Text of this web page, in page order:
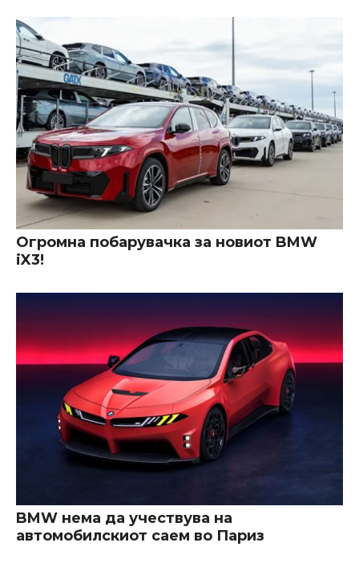
Огромна побарувачка за новиот BMW
iX3!
BMW нема да учествува на
автомобилскиот саем во Париз